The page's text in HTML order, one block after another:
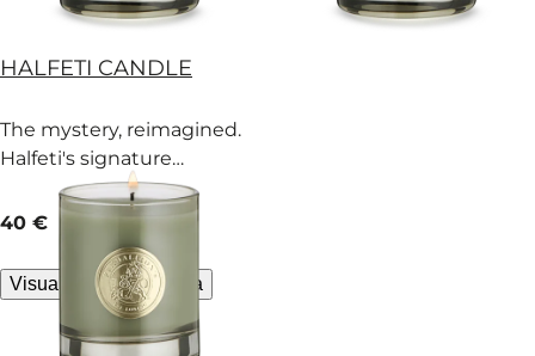
HALFETI CANDLE
The mystery, reimagined.
Halfeti's signature
treasures burn with rose
and spice.
current price
40 € 65 g
Visualizzazione rapida